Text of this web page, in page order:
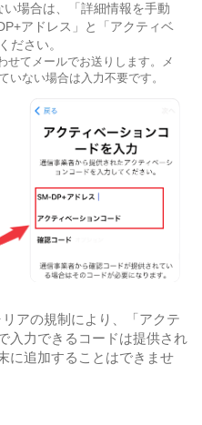
場合は、「詳細情報を手動
アドレス」と「アクティベ
ださい。
せてメールでお送りします。メ
いない場合は入力不要です。
アの規制により、「アクテ
入力できるコードは提供され
に追加することはできませ